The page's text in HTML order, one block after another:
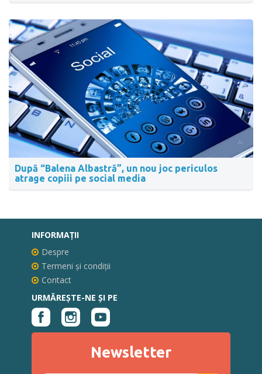
După “Balena Albastră”, un nou joc periculos
atrage copiii pe social media
INFORMAŢII
Despre
Termeni și condiții
Contact
URMĂREȘTE-NE ȘI PE
Newsletter